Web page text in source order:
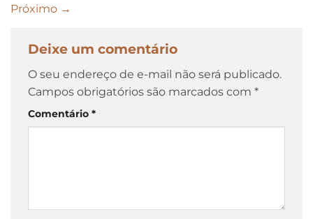
Próximo →
Deixe um comentário
O seu endereço de e-mail não será publicado.
Campos obrigatórios são marcados com *
Comentário *